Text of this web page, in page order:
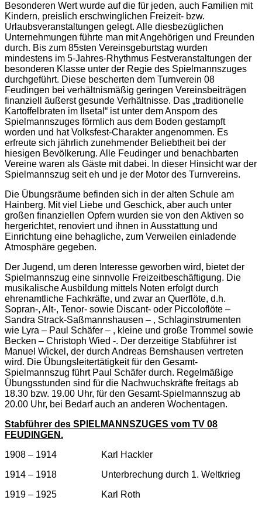
Besonderen Wert wurde auf die für jeden, auch Familien mit
Kindern, preislich erschwinglichen Freizeit- bzw.
Urlaubsveranstaltungen gelegt. Alle diesbezüglichen
Unternehmungen führte man mit Angehörigen und Freunden
durch. Bis zum 85sten Vereinsgeburtstag wurden
mindestens im 5-Jahres-Rhythmus Festveranstaltungen der
besonderen Klasse unter der Regie des Spielmannszuges
durchgeführt. Diese bescherten dem Turnverein 08
Feudingen bei verhältnismäßig geringen Vereinsbeiträgen
finanziell äußerst gesunde Verhältnisse. Das „traditionelle
Kartoffelbraten im Ilsetal“ ist unter dem Ansporn des
Spielmannszuges förmlich aus dem Boden gestampft
worden und hat Volksfest-Charakter angenommen. Es
erfreute sich jährlich zunehmender Beliebtheit bei der
hiesigen Bevölkerung. Alle Feudinger und benachbarten
Vereine waren als Gäste mit dabei. In dieser Hinsicht war der
Spielmannszug seit eh und je der Motor des Turnvereins.
Die Übungsräume befinden sich in der alten Schule am
Hainberg. Mit viel Liebe und Geschick, aber auch unter
großen finanziellen Opfern wurden sie von den Aktiven so
hergerichtet, renoviert und ihnen in Ausstattung und
Einrichtung eine behagliche, zum Verweilen einladende
Atmosphäre gegeben.
Der Jugend, um deren Interesse geworben wird, bietet der
Spielmannszug eine sinnvolle Freizeitbeschäftigung. Die
musikalische Ausbildung mittels Noten erfolgt durch
ehrenamtliche Fachkräfte, und zwar an Querflöte, d.h.
Sopran-, Alt-, Tenor- sowie Discant- oder Piccoloflöte –
Sandra Strack-Saßmannshausen – , Schlaginstrumenten
wie Lyra – Paul Schäfer – , kleine und große Trommel sowie
Becken – Christoph Wied -. Der derzeitige Stabführer ist
Manuel Wickel, der durch Andreas Bernshausen vertreten
wird. Die Übungsleitertätigkeit für den Gesamt-
Spielmannszug führt Paul Schäfer durch. Regelmäßige
Übungsstunden sind für die Nachwuchskräfte freitags ab
18.30 bzw. 19.00 Uhr, für den Gesamt-Spielmannszug ab
20.00 Uhr, bei Bedarf auch an anderen Wochentagen.
Stabführer des SPIELMANNSZUGES vom TV 08
FEUDINGEN.
1908 – 1914 Karl Hackler
1914 – 1918 Unterbrechung durch 1. Weltkrieg
1919 – 1925 Karl Roth